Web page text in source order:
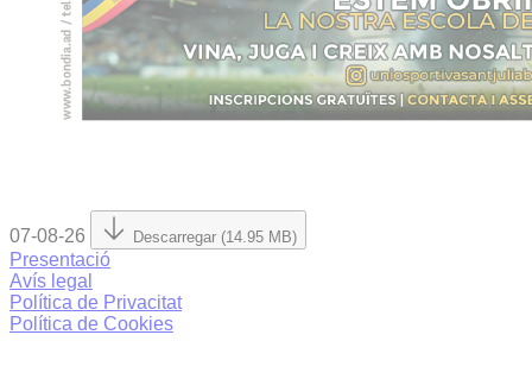
07-08-26 Descarregar (14.95 MB)
Presentació
Avís legal
Política de Privacitat
Política de Cookies